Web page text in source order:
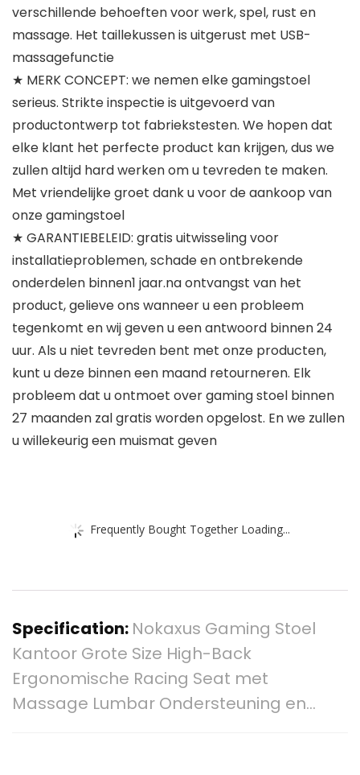
verschillende behoeften voor werk, spel, rust en
massage. Het taillekussen is uitgerust met USB-
massagefunctie
★ MERK CONCEPT: we nemen elke gamingstoel
serieus. Strikte inspectie is uitgevoerd van
productontwerp tot fabriekstesten. We hopen dat
elke klant het perfecte product kan krijgen, dus we
zullen altijd hard werken om u tevreden te maken.
Met vriendelijke groet dank u voor de aankoop van
onze gamingstoel
★ GARANTIEBELEID: gratis uitwisseling voor
installatieproblemen, schade en ontbrekende
onderdelen binnen1 jaar.na ontvangst van het
product, gelieve ons wanneer u een probleem
tegenkomt en wij geven u een antwoord binnen 24
uur. Als u niet tevreden bent met onze producten,
kunt u deze binnen een maand retourneren. Elk
probleem dat u ontmoet over gaming stoel binnen
27 maanden zal gratis worden opgelost. En we zullen
u willekeurig een muismat geven
Frequently Bought Together Loading...
Specification: Nokaxus Gaming Stoel
Kantoor Grote Size High-Back
Ergonomische Racing Seat met
Massage Lumbar Ondersteuning en…